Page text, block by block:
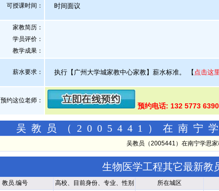
可授课时间： 时间面议
家教简历：
学员评价：
教学成果：
薪水要求： 执行【广州大学城家教中心家教】薪水标准。 【 点击这
预约这位老师：
预约电话: 132 5773
吴教员（2005441）在南宁
吴教员（2005441）在南宁学思
生物医学工程其它最新教
教员.编号 高校、目前身份、专业、性别 所在城区